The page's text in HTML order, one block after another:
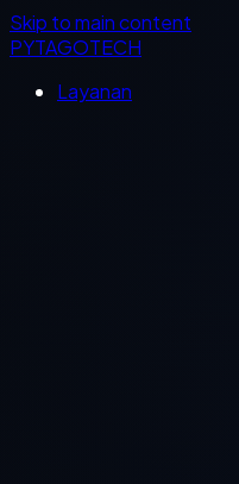
Skip to main content
PYTAGOTECH
Layanan